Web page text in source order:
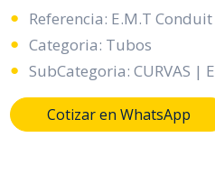
Referencia: E.M.T Conduit
Categoria: Tubos
SubCategoria: CURVAS |
Cotizar en WhatsApp